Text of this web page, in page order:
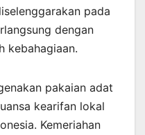
pada
dengan
kebahagiaan.
pakaian adat
kearifan lokal
Kemeriahan